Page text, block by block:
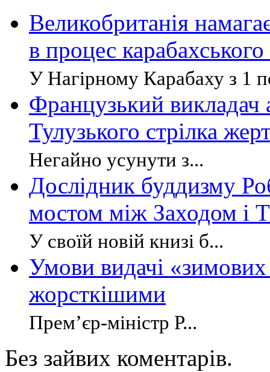
Великобританія
в процес
У Нагірному Карабаху з 1
Французький викладач
Тулузького стрілка
Негайно усунути з...
Дослідник буддизму
мостом між Заходом і
У своїй новій книзі б...
Умови видачі «зимових
жорсткішими
Прем’єр-міністр Р...
Без зайвих коментарів.